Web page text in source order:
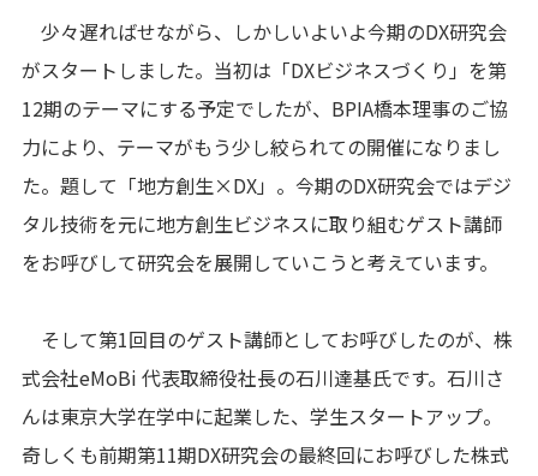
少々遅ればせながら、しかしいよいよ今期のDX研究会
がスタートしました。当初は「DXビジネスづくり」を第
12期のテーマにする予定でしたが、BPIA橋本理事のご協
力により、テーマがもう少し絞られての開催になりまし
た。題して「地方創生×DX」。今期のDX研究会ではデジ
タル技術を元に地方創生ビジネスに取り組むゲスト講師
をお呼びして研究会を展開していこうと考えています。
そして第1回目のゲスト講師としてお呼びしたのが、株
式会社eMoBi 代表取締役社長の石川達基氏です。石川さ
んは東京大学在学中に起業した、学生スタートアップ。
奇しくも前期第11期DX研究会の最終回にお呼びした株式